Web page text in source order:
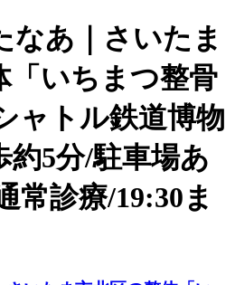
なあ｜さいたま
「いちまつ整骨
ャトル鉄道博物
約5分/駐車場あ
常診療/19:30ま